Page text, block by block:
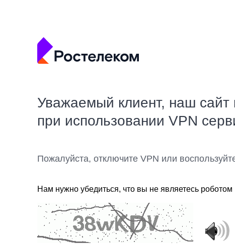
Уважаемый клиент, наш сайт
при использовании VPN
Пожалуйста, отключите VPN или
Нам нужно убедиться, что вы не являетесь роботом